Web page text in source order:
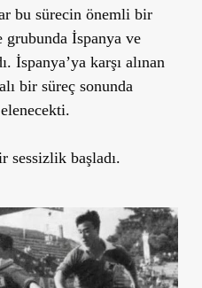
bu sürecin önemli bir
grubunda İspanya ve
İspanya’ya karşı alınan
bir süreç sonunda
sessizlik başladı.